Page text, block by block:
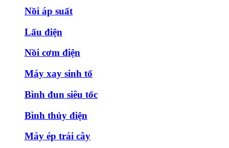
Nồi áp suất
Lẩu điện
Nồi cơm điện
Máy xay sinh tố
Bình đun siêu tốc
Bình thủy điện
Máy ép trái cây